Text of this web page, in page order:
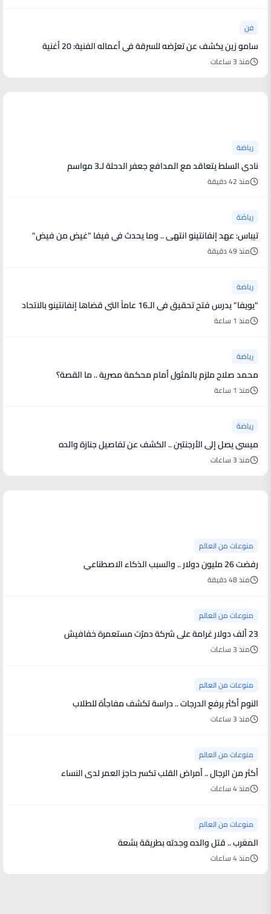
فن
سامو زين يكشف عن تعرّضه للسرقة في أعماله الفنية: 20 أغنية
منذ 3 ساعات
رياضة
نادي السلط يتعاقد مع المدافع جعفر الدحلة لـ3 مواسم
منذ 42 دقيقة
رياضة
تيباس: عهد إنفانتينو انتهى .. وما يحدث في فيفا "غيض من فيض"
منذ 49 دقيقة
رياضة
"يويفا" يدرس فتح تحقيق في الـ16 عاماً التي قضاها إنفانتينو بالاتحاد
منذ 1 ساعة
رياضة
محمد صلاح ملزم بالمثول أمام محكمة مصرية .. ما القصة؟
منذ 1 ساعة
رياضة
ميسي يصل إلى الأرجنتين .. الكشف عن تفاصيل جنازة والده
منذ 3 ساعات
منوعات من العالم
رفضت 26 مليون دولار .. والسبب الذكاء الاصطناعي
منذ 48 دقيقة
منوعات من العالم
23 ألف دولار غرامة على شركة دمرّت مستعمرة خفافيش
منذ 3 ساعات
منوعات من العالم
النوم أكثر يرفع الدرجات .. دراسة تكشف مفاجأة للطلاب
منذ 3 ساعات
منوعات من العالم
أكثر من الرجال .. أمراض القلب تكسر حاجز العمر لدى النساء
منذ 4 ساعات
منوعات من العالم
المغرب .. قتل والده وجدته بطريقة بشعة
منذ 4 ساعات